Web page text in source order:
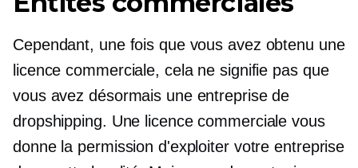
Cependant, une fois que vous avez obtenu une
licence commerciale, cela ne signifie pas que
vous avez désormais une entreprise de
dropshipping. Une licence commerciale vous
donne la permission d'exploiter votre entreprise